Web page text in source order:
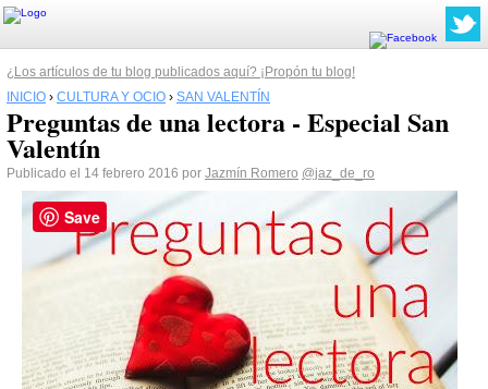
¿Los artículos de tu blog publicados aquí? ¡Propón tu blog!
INICIO › CULTURA Y OCIO › SAN VALENTÍN
Preguntas de una lectora - Especial San
Valentín
Publicado el 14 febrero 2016 por Jazmín Romero @jaz_de_ro
Save